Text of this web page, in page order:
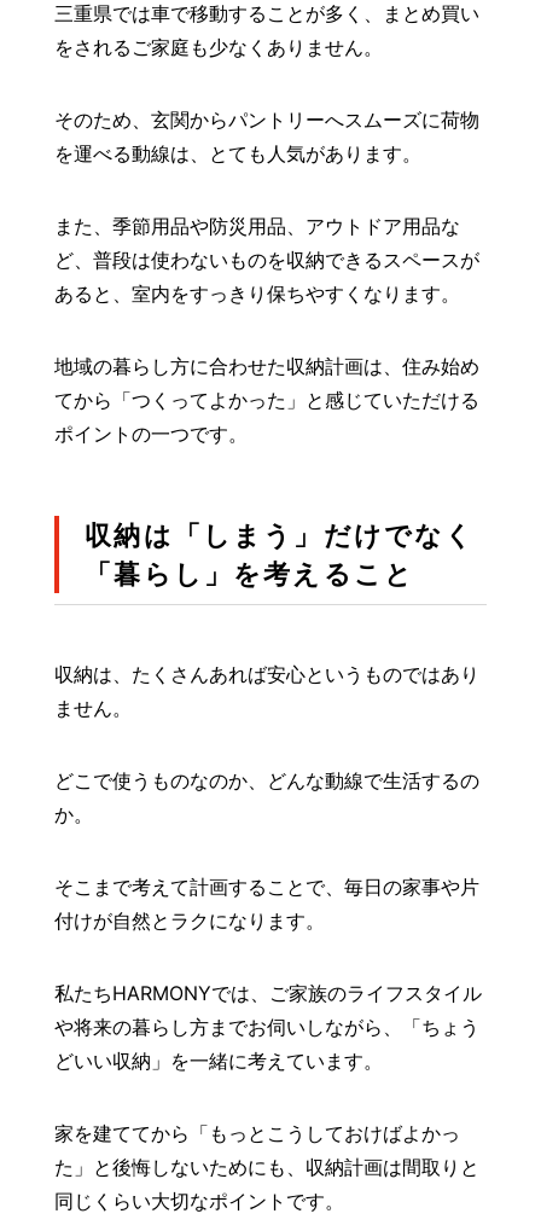
三重県では車で移動することが多く、まとめ買い
をされるご家庭も少なくありません。
そのため、玄関からパントリーへスムーズに荷物
を運べる動線は、とても人気があります。
また、季節用品や防災用品、アウトドア用品な
ど、普段は使わないものを収納できるスペースが
あると、室内をすっきり保ちやすくなります。
地域の暮らし方に合わせた収納計画は、住み始め
てから「つくってよかった」と感じていただける
ポイントの一つです。
収納は「しまう」だけでなく
「暮らし」を考えること
収納は、たくさんあれば安心というものではあり
ません。
どこで使うものなのか、どんな動線で生活するの
か。
そこまで考えて計画することで、毎日の家事や片
付けが自然とラクになります。
私たちHARMONYでは、ご家族のライフスタイル
や将来の暮らし方までお伺いしながら、「ちょう
どいい収納」を一緒に考えています。
家を建ててから「もっとこうしておけばよかっ
た」と後悔しないためにも、収納計画は間取りと
同じくらい大切なポイントです。